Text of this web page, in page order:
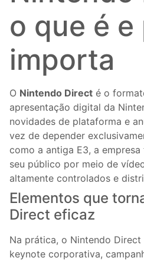
o que é
importa
O Nintendo Direct é o
apresentação digital da
novidades de plataforma e
vez de depender
como a antiga E3, a
seu público por meio de
altamente controlados e
Elementos que
Direct eficaz
Na prática, o Nintendo
keynote corporativa,